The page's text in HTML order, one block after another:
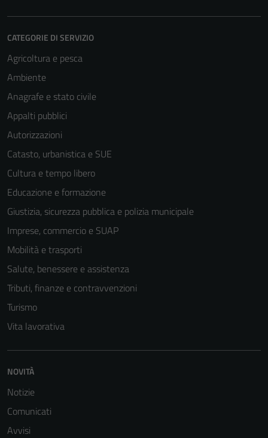
CATEGORIE DI SERVIZIO
Agricoltura e pesca
Ambiente
Anagrafe e stato civile
Appalti pubblici
Autorizzazioni
Catasto, urbanistica e SUE
Cultura e tempo libero
Educazione e formazione
Giustizia, sicurezza pubblica e polizia municipale
Imprese, commercio e SUAP
Mobilità e trasporti
Salute, benessere e assistenza
Tributi, finanze e contravvenzioni
Turismo
Vita lavorativa
NOVITÀ
Notizie
Comunicati
Avvisi